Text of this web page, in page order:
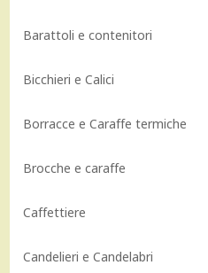
Barattoli e contenitori
Bicchieri e Calici
Borracce e Caraffe termiche
Brocche e caraffe
Caffettiere
Candelieri e Candelabri